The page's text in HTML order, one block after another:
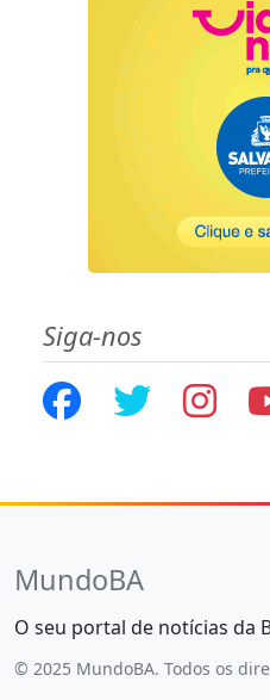
Siga-nos
MundoBA
O seu portal de notícias da
© 2025 MundoBA. Todos os